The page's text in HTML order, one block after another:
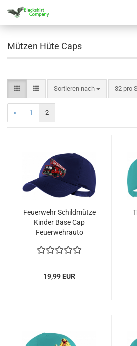
Mützen Hüte Caps
Sortieren nach
Sortieren nach 32 pro
pro
« 1 2
Feuerwehr Schildmütze
Kinder Base Cap
Feuerwehrauto
19,99 EUR